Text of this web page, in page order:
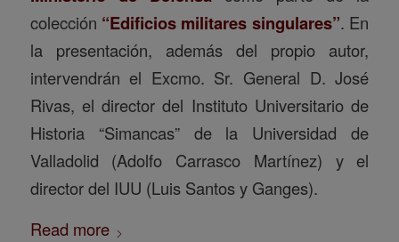
colección “Edificios militares singulares”. En
la presentación, además del propio autor,
intervendrán el Excmo. Sr. General D. José
Rivas, el director del Instituto Universitario de
Historia “Simancas” de la Universidad de
Valladolid (Adolfo Carrasco Martínez) y el
director del IUU (Luis Santos y Ganges).
Read more